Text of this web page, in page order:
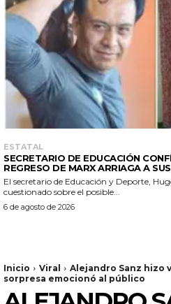
ESTATAL
SECRETARIO DE EDUCACIÓN
REGRESO DE MARX ARRIAGA A
El secretario de Educación y Deporte,
cuestionado sobre el posible...
6 de agosto de 2026